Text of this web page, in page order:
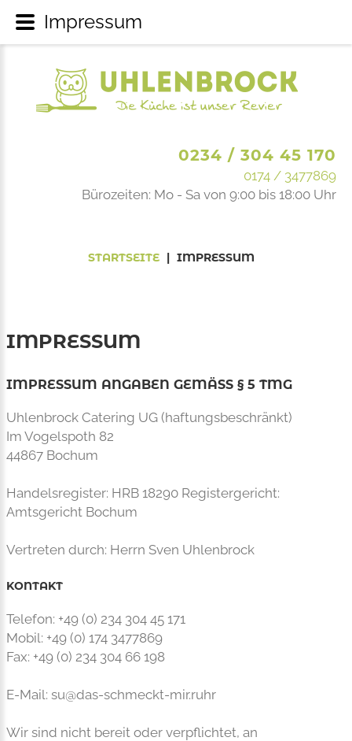
0234 / 304 45 170
0174 / 3477869
Bürozeiten: Mo - Sa von 9:00 bis 18:00 Uhr
STARTSEITE | IMPRESSUM
IMPRESSUM
IMPRESSUM ANGABEN GEMÄSS § 5 TMG
Uhlenbrock Catering UG (haftungsbeschränkt)
Im Vogelspoth 82
44867 Bochum
Handelsregister: HRB 18290 Registergericht:
Amtsgericht Bochum
Vertreten durch: Herrn Sven Uhlenbrock
KONTAKT
Telefon: +49 (0) 234 304 45 171
Mobil: +49 (0) 174 3477869
Fax: +49 (0) 234 304 66 198
E-Mail: su@das-schmeckt-mir.ruhr
Wir sind nicht bereit oder verpflichtet, an
Impressum